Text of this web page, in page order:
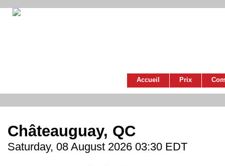
Accueil Prix
Châteauguay, QC
Saturday, 08 August 2026 03:30 EDT